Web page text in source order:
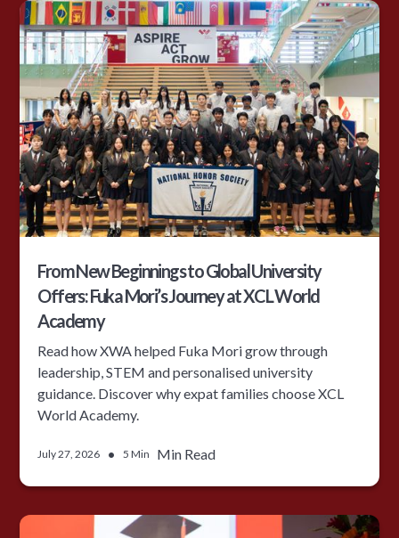
From New Beginnings to Global University
Offers: Fuka Mori’s Journey at XCL World
Academy
Read how XWA helped Fuka Mori grow through
leadership, STEM and personalised university
guidance. Discover why expat families choose XCL
World Academy.
July 27, 2026 • 5 Min Min Read